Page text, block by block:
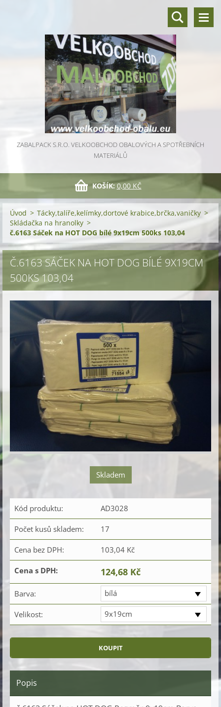
ZABALPACK S.R.O. VELKOOBCHOD OBALOVÝCH A SPOTŘEBNÍCH
MATERIÁLŮ
KOŠÍK: 0,00 KČ
Úvod > Tácky,talíře,kelímky,dortové krabice,brčka,vaničky >
Skládačka na hranolky >
č.6163 Sáček na HOT DOG bílé 9x19cm 500ks 103,04
Č.6163 SÁČEK NA HOT DOG BÍLÉ 9X19CM
500KS 103,04
Skladem
Kód produktu: AD3028
Počet kusů skladem: 17
Cena bez DPH: 103,04 Kč
Cena s DPH: 124,68 Kč
Barva: bílá
Velikost: 9x19cm
Popis